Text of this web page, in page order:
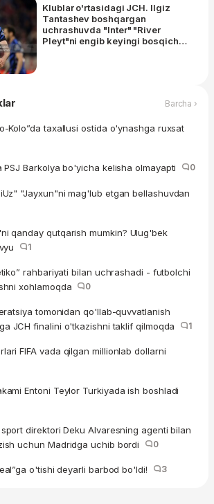
Klublar o'rtasidagi JCH. Ilgiz
Tantashev boshqargan
uchrashuvda "Inter" "River
Pleyt"ni engib keyingi bosqichga
Barcha ›
Kolo”da taxallusi ostida o'ynashga ruxsat
PSJ Barkolya bo'yicha kelisha olmayapti 0
"Jayxun"ni mag'lub etgan bellashuvdan
qanday qutqarish mumkin? Ulug'bek
1
rahbariyati bilan uchrashadi - futbolchi
xohlamoqda
0
tomonidan qo'llab-quvvatlanish
JCH finalini o'tkazishni taklif qilmoqda
1
FIFA vada qilgan millionlab dollarni
Entoni Teylor Turkiyada ish boshladi
sport direktori Deku Alvaresning agenti bilan
uchun Madridga uchib bordi
0
o'tishi deyarli barbod bo'ldi! 3